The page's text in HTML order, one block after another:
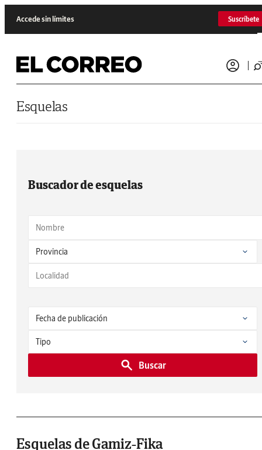
Accede sin límites Suscríbete
Esquelas
Buscador de esquelas
Buscar
Esquelas de Gamiz-Fika